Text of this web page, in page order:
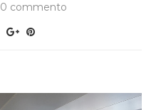
0 commento